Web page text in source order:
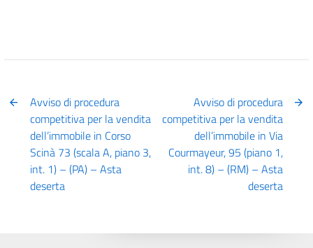
Avviso di procedura
competitiva per la vendita
dell’immobile in Corso
Scinà 73 (scala A, piano 3,
int. 1) – (PA) – Asta
deserta
Avviso di procedura
competitiva per la vendita
dell’immobile in Via
Courmayeur, 95 (piano 1,
int. 8) – (RM) – Asta
deserta